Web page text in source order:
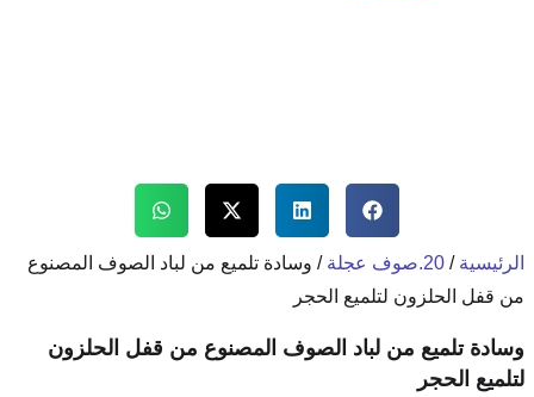
/ وسادة تلميع من لباد الصوف المصنوع
المصنوع من قفل الحلزون